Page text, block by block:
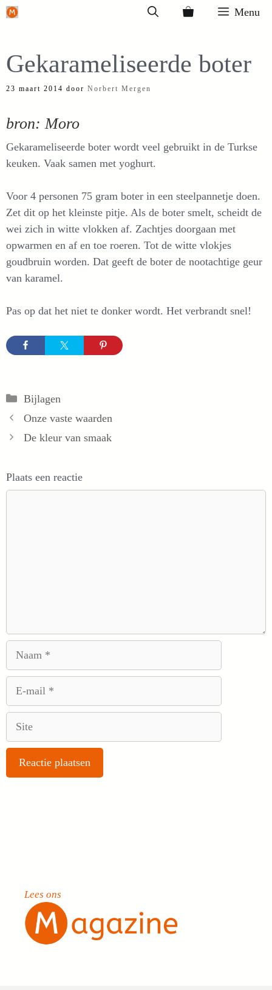
Ga
inhoud
Menu
Gekarameliseerde boter
23 maart 2014 door Norbert Mergen
bron: Moro
Gekarameliseerde boter wordt veel gebruikt in de Turkse
keuken. Vaak samen met yoghurt.
Voor 4 personen 75 gram boter in een steelpannetje doen.
Zet dit op het kleinste pitje. Als de boter smelt, scheidt de
wei zich in witte vlokken af. Zachtjes doorgaan met
opwarmen en af en toe roeren. Tot de witte vlokjes
goudbruin worden. Dat geeft de boter de nootachtige geur
van karamel.
Pas op dat het niet te donker wordt. Het verbrandt snel!
Categorieën
Bijlagen
Onze vaste waarden
De kleur van smaak
Plaats een reactie
Lees ons